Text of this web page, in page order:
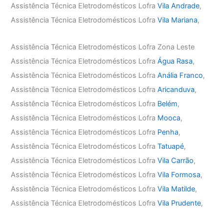
Assistência Técnica Eletrodomésticos LofraVila Andrade,
Assistência Técnica Eletrodomésticos LofraVila Mariana,
Assistência Técnica Eletrodomésticos Lofra Zona Leste
Assistência Técnica Eletrodomésticos LofraÁgua Rasa,
Assistência Técnica Eletrodomésticos LofraAnália Franco,
Assistência Técnica Eletrodomésticos LofraAricanduva,
Assistência Técnica Eletrodomésticos Lofra Belém,
Assistência Técnica Eletrodomésticos Lofra Mooca,
Assistência Técnica Eletrodomésticos Lofra Penha,
Assistência Técnica Eletrodomésticos LofraTatuapé,
Assistência Técnica Eletrodomésticos LofraVila Carrão,
Assistência Técnica Eletrodomésticos LofraVila Formosa,
Assistência Técnica Eletrodomésticos LofraVila Matilde,
Assistência Técnica Eletrodomésticos LofraVila Prudente,